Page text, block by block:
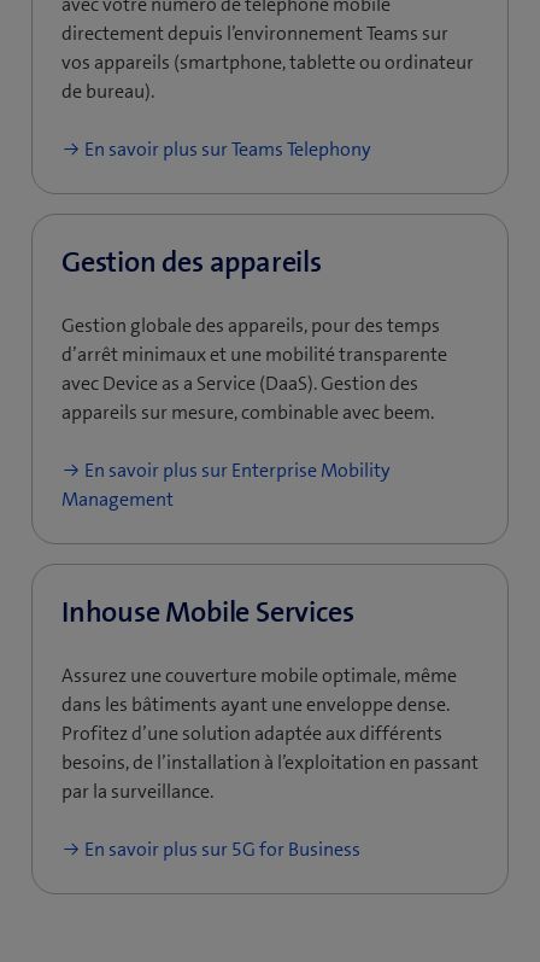
directement depuis l’environnement Teams sur
vos appareils (smartphone, tablette ou ordinateur
de bureau).
En savoir plus sur Teams Telephony
Gestion des appareils
Gestion globale des appareils, pour des temps
d’arrêt minimaux et une mobilité transparente
avec Device as a Service (DaaS). Gestion des
appareils sur mesure, combinable avec beem.
En savoir plus sur Enterprise Mobility
Management
Inhouse Mobile Services​
Assurez une couverture mobile optimale, même
dans les bâtiments ayant une enveloppe dense.
Profitez d’une solution adaptée aux différents
besoins, de l’installation à l’exploitation en passant
par la surveillance.
En savoir plus sur 5G for Business